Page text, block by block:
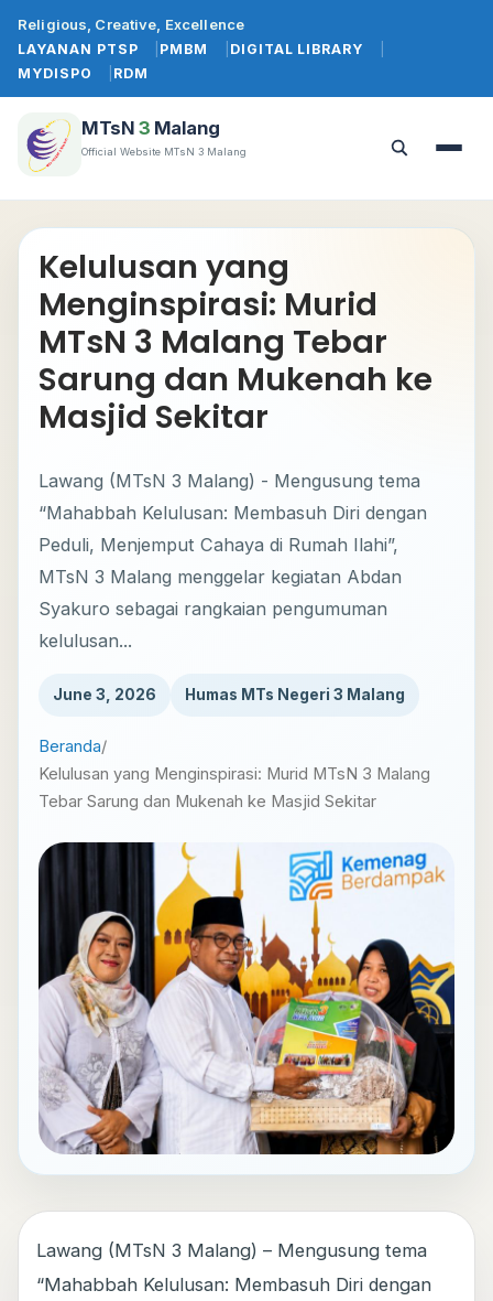
konten
Religious, Creative, Excellence
LAYANAN PTSP PMBM
DIGITAL LIBRARY
MYDISPO
RDM
MTsN 3 Malang
Official Website MTsN 3 Malang
Buka
Buka
Kelulusan yang
Menginspirasi: Murid
MTsN 3 Malang Tebar
Sarung dan Mukenah ke
Masjid Sekitar
Lawang (MTsN 3 Malang) - Mengusung tema
“Mahabbah Kelulusan: Membasuh Diri dengan
Peduli, Menjemput Cahaya di Rumah Ilahi”,
MTsN 3 Malang menggelar kegiatan Abdan
Syakuro sebagai rangkaian pengumuman
kelulusan...
June 3, 2026 Humas MTs Negeri 3 Malang
Beranda/
Kelulusan yang Menginspirasi: Murid MTsN 3 Malang
Tebar Sarung dan Mukenah ke Masjid Sekitar
Lawang (MTsN 3 Malang) – Mengusung tema
“Mahabbah Kelulusan: Membasuh Diri dengan